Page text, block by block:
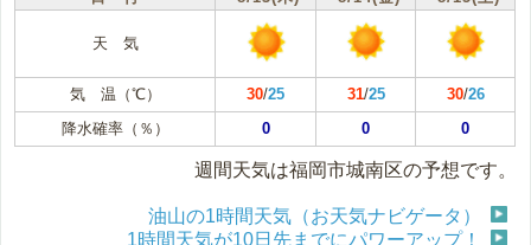
天 気
気 温（℃） 30/25 31/25 30/26
降水確率（％）
0 0 0
週間天気は福岡市城南区の予想です。
油山の1時間天気（お天気ナビゲータ）
1時間天気が10日先までにパワーアップ！